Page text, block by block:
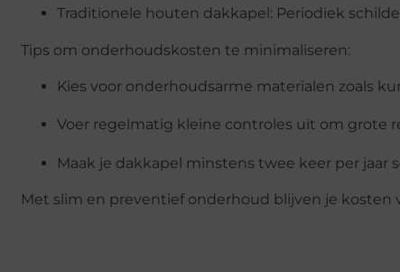
Traditionele houten dakkapel: Periodiek
Tips om onderhoudskosten te minimaliseren:
Kies voor onderhoudsarme materialen zoals
Voer regelmatig kleine controles uit om grote
Maak je dakkapel minstens twee keer per
Met slim en preventief onderhoud blijven je kosten